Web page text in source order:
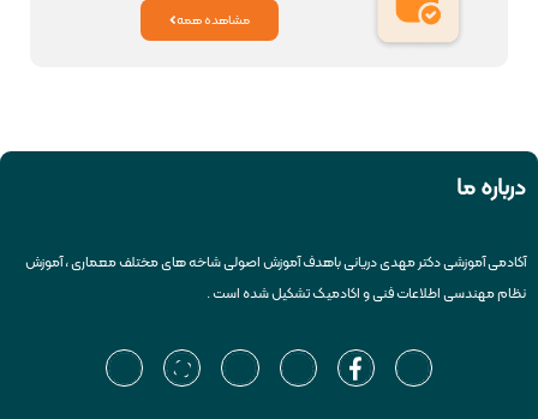
مشاهده همه
درباره ما
آکادمی آموزشی دکتر مهدی دریانی باهدف آموزش اصولی شاخه های مختلف معماری ، آموزش
نظام مهندسی اطلاعات فنی و اکادمیک تشکیل شده است .